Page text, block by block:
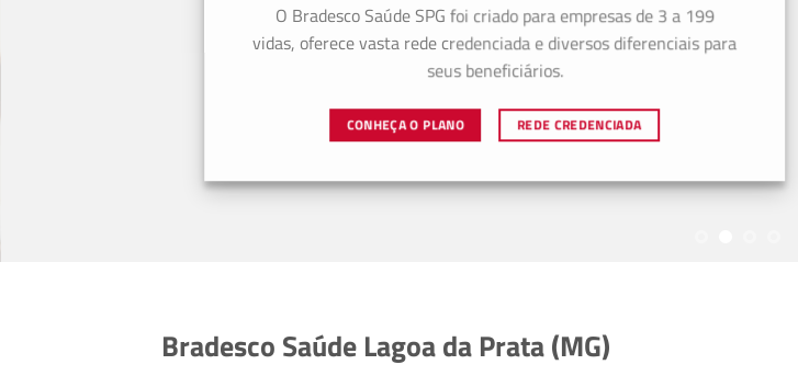
O Bradesco Saúde SPG foi criado para empresas de 3 a 199
vidas, oferece vasta rede credenciada e diversos diferenciais para
seus beneficiários.
CONHEÇA O PLANO REDE CREDENCIADA
Bradesco Saúde Lagoa da Prata (MG)